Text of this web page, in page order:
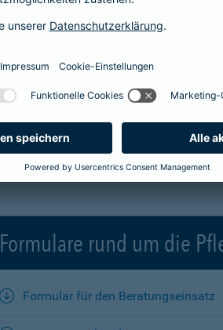
Formulare rund um die
Formular für den Beratungseinsatz